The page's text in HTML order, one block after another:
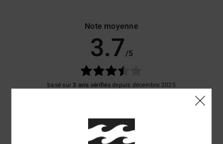
Note moyenne
3.7/5
basé sur 3 avis vérifiésdepuis décembre 2025
Rapport qualité / prix